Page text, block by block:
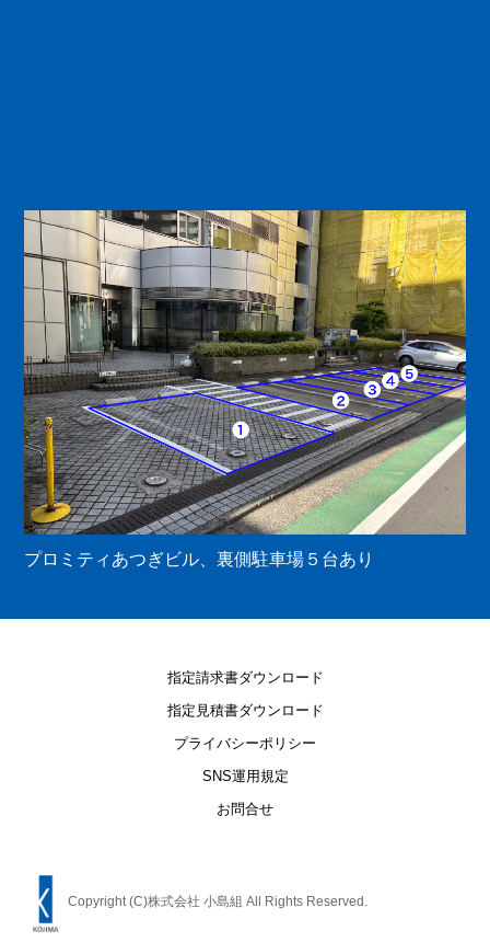
プロミティあつぎビル、裏側駐車場５台あり
指定請求書ダウンロード
指定見積書ダウンロード
プライバシーポリシー
SNS運用規定
お問合せ
Copyright (C)株式会社 小島組 All Rights Reserved.